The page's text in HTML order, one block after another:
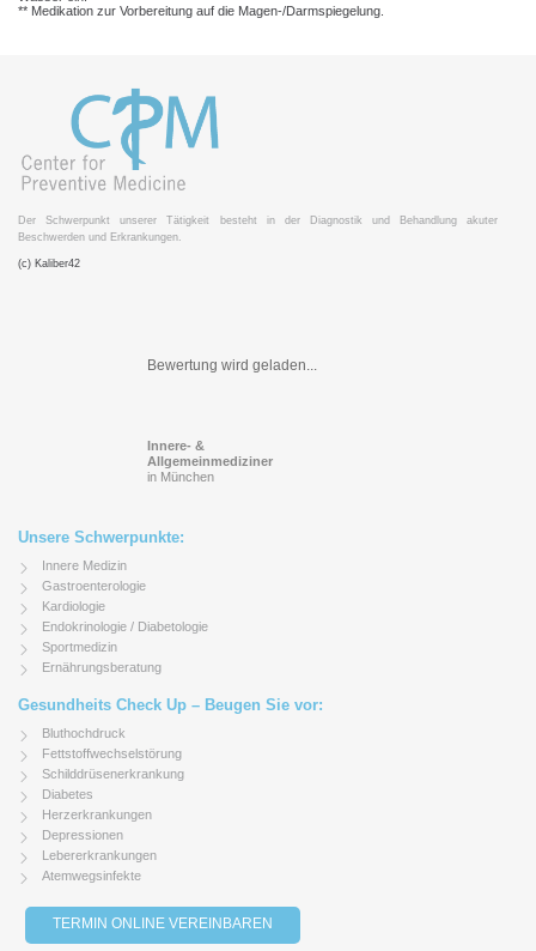
** Medikation zur Vorbereitung auf die Magen-/Darmspiegelung.
Der Schwerpunkt unserer Tätigkeit besteht in der Diagnostik und Behandlung akuter
Beschwerden und Erkrankungen.
(c) Kaliber42
Bewertung wird geladen...
Innere- &
Allgemeinmediziner
in München
Unsere Schwerpunkte:
Innere Medizin
Gastroenterologie
Kardiologie
Endokrinologie / Diabetologie
Sportmedizin
Ernährungsberatung
Gesundheits Check Up – Beugen Sie vor:
Bluthochdruck
Fettstoffwechselstörung
Schilddrüsenerkrankung
Diabetes
Herzerkrankungen
Depressionen
Lebererkrankungen
Atemwegsinfekte
TERMIN ONLINE VEREINBAREN